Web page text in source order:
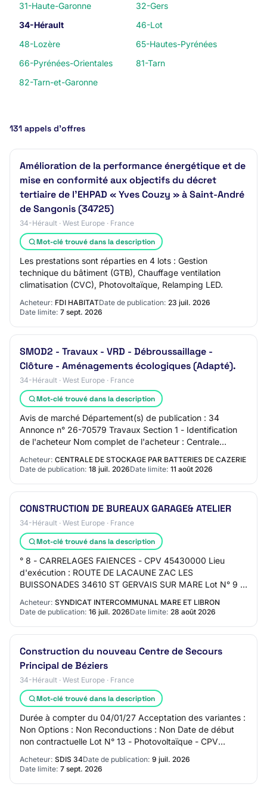
31-Haute-Garonne
32-Gers
34-Hérault
46-Lot
48-Lozère
65-Hautes-Pyrénées
66-Pyrénées-Orientales
81-Tarn
82-Tarn-et-Garonne
131 appels d’offres
Amélioration de la performance énergétique et de
mise en conformité aux objectifs du décret
tertiaire de l'EHPAD « Yves Couzy » à Saint-André
de Sangonis (34725)
34-Hérault · West Europe · France
Mot-clé trouvé dans la description
Les prestations sont réparties en 4 lots : Gestion
technique du bâtiment (GTB), Chauffage ventilation
climatisation (CVC), Photovoltaïque, Relamping LED.
Acheteur: FDI HABITATDate de publication: 23 juil. 2026
Date limite: 7 sept. 2026
SMOD2 - Travaux - VRD - Débroussaillage -
Clôture - Aménagements écologiques (Adapté).
34-Hérault · West Europe · France
Mot-clé trouvé dans la description
Avis de marché Département(s) de publication : 34
Annonce n° 26-70579 Travaux Section 1 - Identification
de l'acheteur Nom complet de l'acheteur : Centrale
Acheteur: CENTRALE DE STOCKAGE PAR BATTERIES DE CAZERIE
Date de publication: 18 juil. 2026Date limite: 11 août 2026
CONSTRUCTION DE BUREAUX GARAGE& ATELIER
34-Hérault · West Europe · France
Mot-clé trouvé dans la description
° 8 - CARRELAGES FAIENCES - CPV 45430000 Lieu
d'exécution : ROUTE DE LACAUNE ZAC LES
BUISSONADES 34610 ST GERVAIS SUR MARE Lot N° 9 -
LACAUNE ZAC L…
Acheteur: SYNDICAT INTERCOMMUNAL MARE ET LIBRON
Date de publication: 16 juil. 2026Date limite: 28 août 2026
Construction du nouveau Centre de Secours
Principal de Béziers
34-Hérault · West Europe · France
Mot-clé trouvé dans la description
Durée à compter du 04/01/27 Acceptation des variantes :
Non Options : Non Reconductions : Non Date de début
non contractuelle Lot N° 13 - Photovoltaïque - CPV
Acheteur: SDIS 34Date de publication: 9 juil. 2026
Date limite: 7 sept. 2026